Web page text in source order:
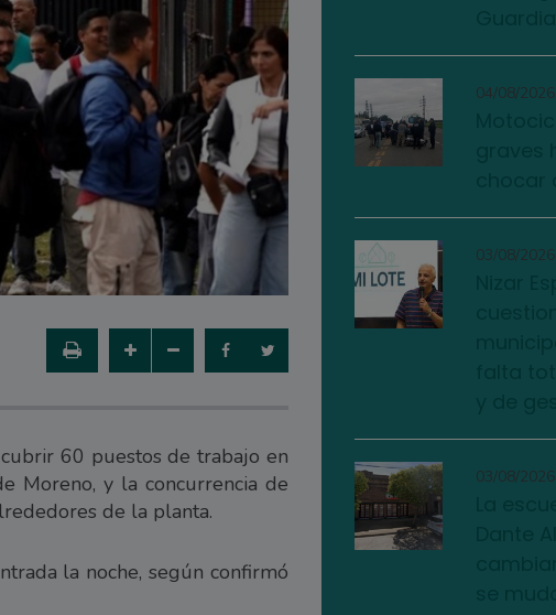
60 puestos de trabajo en
Moreno, y la concurrencia de
de la planta.
la noche, según confirmó
04/08/2026
03/08/2026
03/08/2026